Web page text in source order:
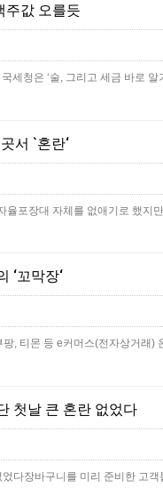
주값 오를듯
세청은 ‘술, 그리고 세금 바로
서 `혼란‘
율포장대 자체를 없애기로 했지
‘꼬막장‘
팡, 티몬 등 e커머스(전자상거래
첫날 큰 혼란 없었다
다장바구니를 미리 준비한 고